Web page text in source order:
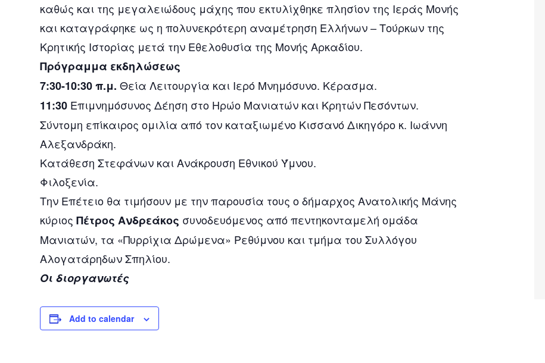
καθώς και της μεγαλειώδους μάχης που εκτυλίχθηκε πλησίον της Ιεράς Μονής
και καταγράφηκε ως η πολυνεκρότερη αναμέτρηση Ελλήνων – Τούρκων της
Κρητικής Ιστορίας μετά την Εθελοθυσία της Μονής Αρκαδίου.
Πρόγραμμα εκδηλώσεως
7:30-10:30 π.μ. Θεία Λειτουργία και Ιερό Μνημόσυνο. Κέρασμα.
11:30 Επιμνημόσυνος Δέηση στο Ηρώο Μανιατών και Κρητών Πεσόντων.
Σύντομη επίκαιρος ομιλία από τον καταξιωμένο Κισσανό Δικηγόρο κ. Ιωάννη
Αλεξανδράκη.
Κατάθεση Στεφάνων και Ανάκρουση Εθνικού Ύμνου.
Φιλοξενία.
Την Επέτειο θα τιμήσουν με την παρουσία τους ο δήμαρχος Ανατολικής Μάνης
κύριος Πέτρος Ανδρεάκος συνοδευόμενος από πεντηκονταμελή ομάδα
Μανιατών, τα «Πυρρίχια Δρώμενα» Ρεθύμνου και τμήμα του Συλλόγου
Αλογατάρηδων Σπηλίου.
Οι διοργανωτές
Add to calendar